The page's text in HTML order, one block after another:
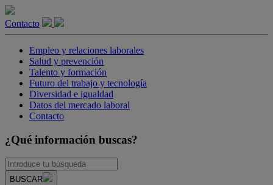
Contacto
Empleo y relaciones laborales
Salud y prevención
Talento y formación
Futuro del trabajo y tecnología
Diversidad e igualdad
Datos del mercado laboral
Contacto
¿Qué información buscas?
BUSCAR